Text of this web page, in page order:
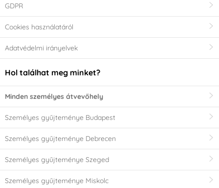
GDPR
Cookies használatáról
Adatvédelmi irányelvek
Hol találhat meg minket?
Minden személyes átvevőhely
Személyes gyűjteménye Budapest
Személyes gyűjteménye Debrecen
Személyes gyűjteménye Szeged
Személyes gyűjteménye Miskolc